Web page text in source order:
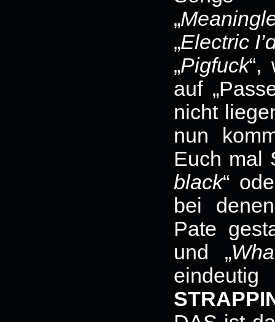
„
„Electric
„Pigfuck“,
auf
nicht
nun
Euch mal
black“
bei
Pate
und „